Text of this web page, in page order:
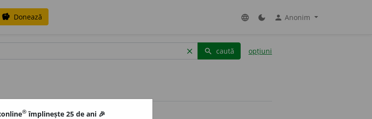
savings Donează language dark_mode person Anonim
clear search caută opțiuni
® împlinește 25 de ani 🎉